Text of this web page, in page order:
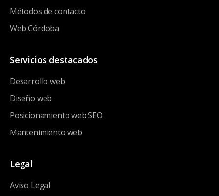
Métodos de contacto
Web Córdoba
Servicios destacados
Desarrollo web
Diseño web
Posicionamiento web SEO
Mantenimiento web
Legal
Aviso Legal